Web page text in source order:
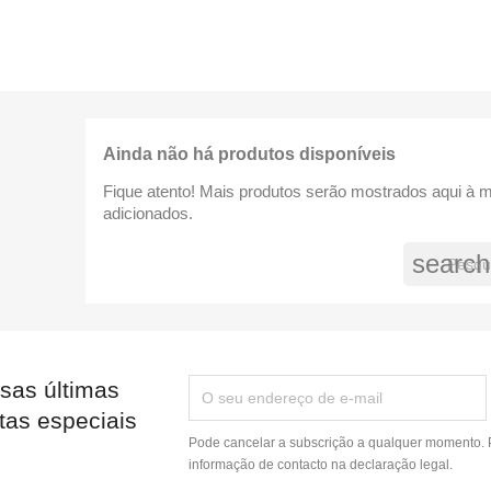
Ainda não há produtos disponíveis
Fique atento! Mais produtos serão mostrados aqui à
adicionados.
search
últimas
especiais
Pode cancelar a subscrição a qualquer momento.
informação de contacto na declaração legal.